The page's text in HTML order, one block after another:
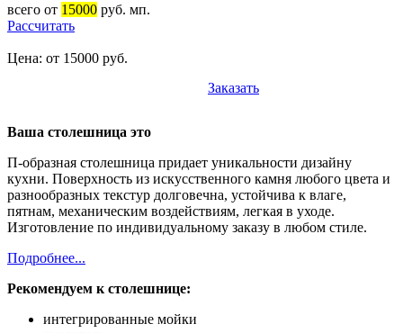
всего от 15000 руб. мп.
Рассчитать
Цена: от 15000 руб.
Заказать
Ваша столешница это
П-образная столешница придает уникальности дизайну
кухни. Поверхность из искусственного камня любого цвета и
разнообразных текстур долговечна, устойчива к влаге,
пятнам, механическим воздействиям, легкая в уходе.
Изготовление по индивидуальному заказу в любом стиле.
Подробнее...
Рекомендуем к столешнице:
интегрированные мойки